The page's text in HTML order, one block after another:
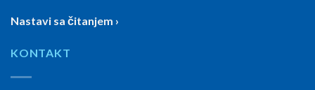
Nastavi sa čitanjem ›
KONTAKT